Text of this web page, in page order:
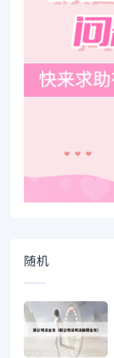
随机